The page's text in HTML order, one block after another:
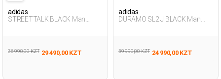
adidas
STREETTALK BLACK Man
36 990,00 KZT 29 490,00 KZT
adidas
DURAMO SL2 J BLACK Man
39 990,00 KZT 24 990,00 KZT